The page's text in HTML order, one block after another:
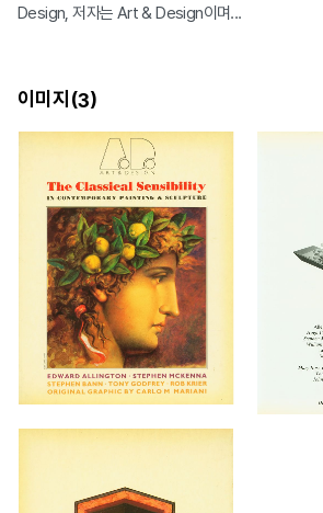
Design, 저자는 Art & Design이며...
이미지(3)